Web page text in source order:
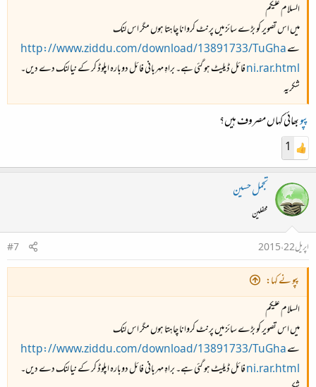
السلام علیکم
میں اس تصویر کو بڑے سائز میں پرنٹ کروانا چاہتا ہوں مگر اس لنک
سےhttp://www.ziddu.com/download/13891733/TuGha
ni.rar.htmlفائل ڈیلیٹ ہو گئی ہے۔ براہِ مہربانی فائل دوبارہ اپلوڈ کر کے نیا لنک دے دیں۔
شکریہ
پپوبھائی کہاں مصروف ہیں؟
1
تجمل حسین
محفلین
اپریل 22، 2015
#7
پپو نے کہا:
السلام علیکم
میں اس تصویر کو بڑے سائز میں پرنٹ کروانا چاہتا ہوں مگر اس لنک
سےhttp://www.ziddu.com/download/13891733/TuGha
ni.rar.htmlفائل ڈیلیٹ ہو گئی ہے۔ براہِ مہربانی فائل دوبارہ اپلوڈ کر کے نیا لنک دے دیں۔